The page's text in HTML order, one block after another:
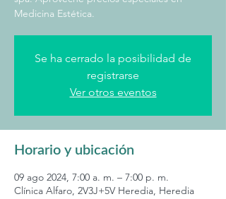
Medicina Estética.
Se ha cerrado la posibilidad de
registrarse
Ver otros eventos
Horario y ubicación
09 ago 2024, 7:00 a. m. – 7:00 p. m.
Clínica Alfaro, 2V3J+5V Heredia, Heredia